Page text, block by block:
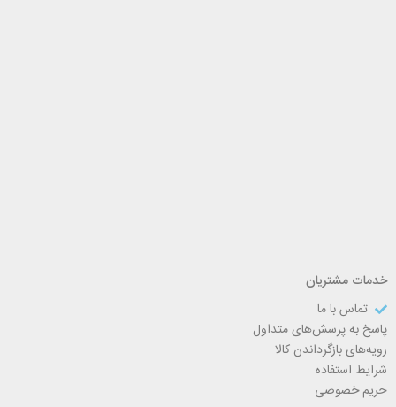
خدمات مشتریان
تماس با ما
پاسخ به پرسش‌های متداول
رویه‌های بازگرداندن کالا
شرایط استفاده
حریم خصوصی